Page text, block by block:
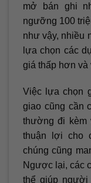
mở bán ghi
ngưỡng 100
như vậy, nhiều
lựa chọn các
giá thấp hơn và
Việc lựa chọn
giao cũng cần
thường đi kèm
thuận lợi cho
chúng cũng
Ngược lại, các
thể giúp